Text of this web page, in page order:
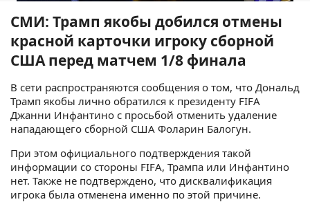
СМИ: Трамп якобы добился отмены
красной карточки игроку сборной
США перед матчем 1/8 финала
В сети распространяются сообщения о том, что Дональд
Трамп якобы лично обратился к президенту FIFA
Джанни Инфантино с просьбой отменить удаление
нападающего сборной США Фоларин Балогун.
При этом официального подтверждения такой
информации со стороны FIFA, Трампа или Инфантино
нет. Также не подтверждено, что дисквалификация
игрока была отменена именно по этой причине.